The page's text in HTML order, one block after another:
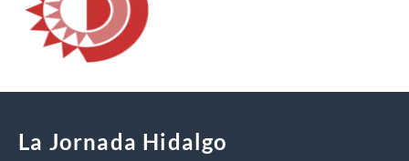
La Jornada Hidalgo